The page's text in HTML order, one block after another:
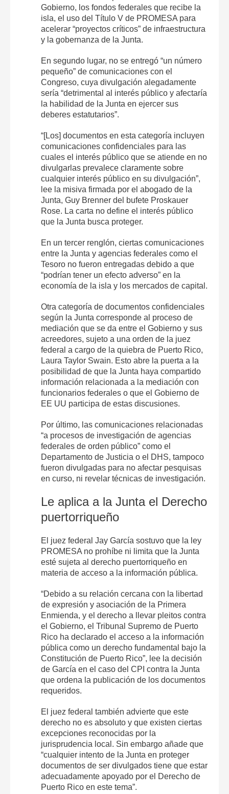
Gobierno, los fondos federales que recibe la
isla, el uso del Título V de PROMESA para
acelerar “proyectos críticos” de infraestructura
y la gobernanza de la Junta.
En segundo lugar, no se entregó “un número
pequeño” de comunicaciones con el
Congreso, cuya divulgación alegadamente
sería “detrimental al interés público y afectaría
la habilidad de la Junta en ejercer sus
deberes estatutarios”.
“[Los] documentos en esta categoría incluyen
comunicaciones confidenciales para las
cuales el interés público que se atiende en no
divulgarlas prevalece claramente sobre
cualquier interés público en su divulgación”,
lee la misiva firmada por el abogado de la
Junta, Guy Brenner del bufete Proskauer
Rose. La carta no define el interés público
que la Junta busca proteger.
En un tercer renglón, ciertas comunicaciones
entre la Junta y agencias federales como el
Tesoro no fueron entregadas debido a que
“podrían tener un efecto adverso” en la
economía de la isla y los mercados de capital.
Otra categoría de documentos confidenciales
según la Junta corresponde al proceso de
mediación que se da entre el Gobierno y sus
acreedores, sujeto a una orden de la juez
federal a cargo de la quiebra de Puerto Rico,
Laura Taylor Swain. Esto abre la puerta a la
posibilidad de que la Junta haya compartido
información relacionada a la mediación con
funcionarios federales o que el Gobierno de
EE UU participa de estas discusiones.
Por último, las comunicaciones relacionadas
“a procesos de investigación de agencias
federales de orden público” como el
Departamento de Justicia o el DHS, tampoco
fueron divulgadas para no afectar pesquisas
en curso, ni revelar técnicas de investigación.
Le aplica a la Junta el Derecho
puertorriqueño
El juez federal Jay García sostuvo que la ley
PROMESA no prohíbe ni limita que la Junta
esté sujeta al derecho puertorriqueño en
materia de acceso a la información pública.
“Debido a su relación cercana con la libertad
de expresión y asociación de la Primera
Enmienda, y el derecho a llevar pleitos contra
el Gobierno, el Tribunal Supremo de Puerto
Rico ha declarado el acceso a la información
pública como un derecho fundamental bajo la
Constitución de Puerto Rico”, lee la decisión
de García en el caso del CPI contra la Junta
que ordena la publicación de los documentos
requeridos.
El juez federal también advierte que este
derecho no es absoluto y que existen ciertas
excepciones reconocidas por la
jurisprudencia local. Sin embargo añade que
“cualquier intento de la Junta en proteger
documentos de ser divulgados tiene que estar
adecuadamente apoyado por el Derecho de
Puerto Rico en este tema”.